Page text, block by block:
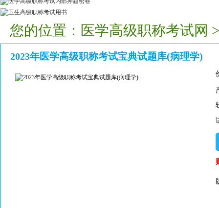
您的位置： 医学高级职称考试网
2023年医学高级职称考试宝典试题库(病理学)